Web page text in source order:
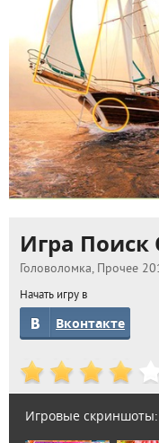
Игра
Головоломка, Прочее
Начать игру в
Вконтакте
Игровые скриншоты: